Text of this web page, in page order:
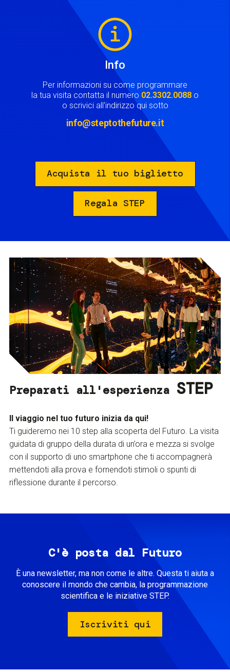
Info
Per informazioni su come programmare
la tua visita contatta il numero 02.3302.0088 o
o scrivici all'indirizzo qui sotto
info@steptothefuture.it
Acquista il tuo biglietto
Regala STEP
Preparati all'esperienza STEP
Il viaggio nel tuo futuro inizia da qui!
Ti guideremo nei 10 step alla scoperta del Futuro. La visita
guidata di gruppo della durata di un’ora e mezza si svolge
con il supporto di uno smartphone che ti accompagnerà
mettendoti alla prova e fornendoti stimoli o spunti di
riflessione durante il percorso.
C'è posta dal Futuro
È una newsletter, ma non come le altre. Questa ti aiuta a
conoscere il mondo che cambia, la programmazione
scientifica e le iniziative STEP.
Iscriviti qui